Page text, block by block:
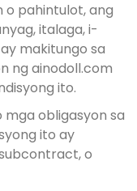
o pahintulot, ang
italaga, i-
makitungo sa
ng ainodoll.com
ito.
obligasyon sa
ito ay
o